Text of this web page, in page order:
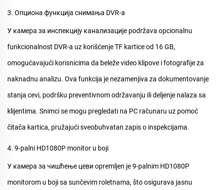
3. Опциона функција снимања DVR-а
У камера за инспекцију канализације podržava opcionalnu
funkcionalnost DVR-a uz korišćenje TF kartice od 16 GB,
omogućavajući korisnicima da beleže video klipove i fotografije za
naknadnu analizu. Ova funkcija je nezamenjiva za dokumentovanje
stanja cevi, podršku preventivnom održavanju ili deljenje nalaza sa
klijentima. Snimci se mogu pregledati na PC računaru uz pomoć
čitača kartica, pružajući sveobuhvatan zapis o inspekcijama.
4. 9-palni HD1080P monitor u boji
У камера за чишћење цеви opremljen je 9-palnim HD1080P
monitorom u boji sa sunčevim roletnama, što osigurava jasnu